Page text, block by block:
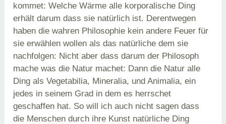
kommet: Welche Wärme alle korporalische Ding
erhält darum dass sie natürlich ist. Derentwegen
haben die wahren Philosophie kein andere Feuer für
sie erwählen wollen als das natürliche dem sie
nachfolgen: Nicht aber dass darum der Philosoph
mache was die Natur machet: Dann die Natur alle
Ding als Vegetabilia, Mineralia, und Animalia, ein
jedes in seinem Grad in dem es herrschet
geschaffen hat. So will ich auch nicht sagen dass
die Menschen durch ihre Kunst natürliche Ding